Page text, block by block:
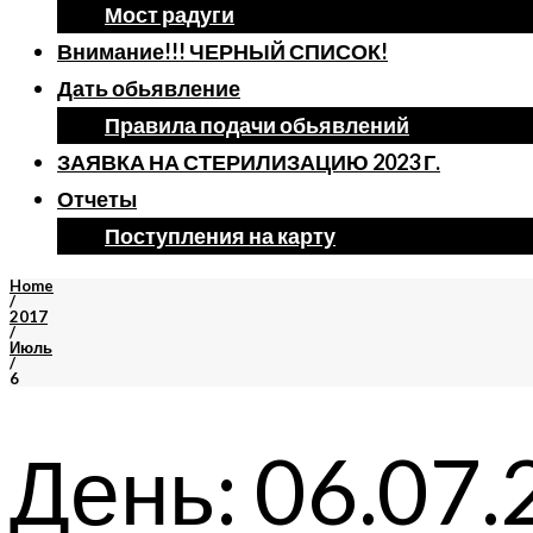
Мост радуги
Внимание!!! ЧЕРНЫЙ СПИСОК!
Дать обьявление
Правила подачи обьявлений
ЗАЯВКА НА СТЕРИЛИЗАЦИЮ 2023 Г.
Отчеты
Поступления на карту
Home
/
2017
/
Июль
/
6
День: